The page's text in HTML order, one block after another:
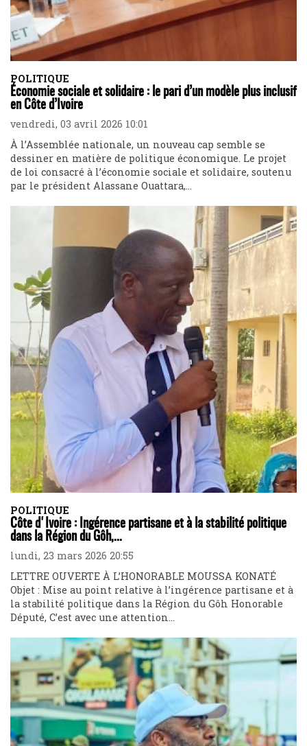
POLITIQUE
Économie sociale et solidaire : le pari d’un modèle plus inclusif
en Côte d’Ivoire
vendredi, 03 avril 2026 10:01
À l’Assemblée nationale, un nouveau cap semble se
dessiner en matière de politique économique. Le projet
de loi consacré à l’économie sociale et solidaire, soutenu
par le président Alassane Ouattara,...
POLITIQUE
Côte d'Ivoire : Ingérence partisane et à la stabilité politique
dans la Région du Gôh,...
lundi, 23 mars 2026 20:55
LETTRE OUVERTE À L’HONORABLE MOUSSA KONATÉ
Objet : Mise au point relative à l’ingérence partisane et à
la stabilité politique dans la Région du Gôh Honorable
Député, C’est avec une attention...